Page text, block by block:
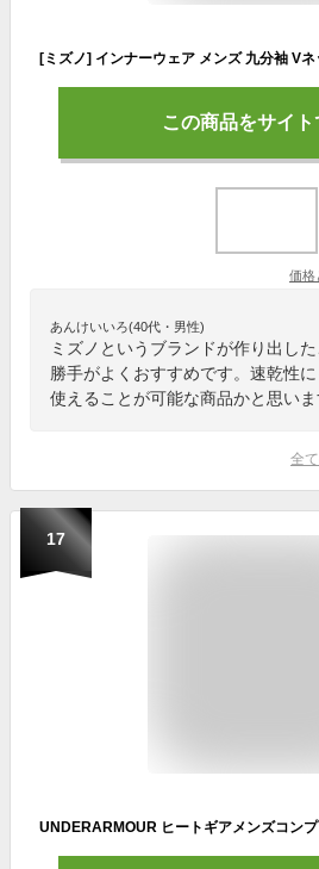
この商品をサイト
価格
あんけいいろ(40代・男性)
ミズノというブランドが作り出し
勝手がよくおすすめです。速乾性
使えることが可能な商品かと思いま
全
17